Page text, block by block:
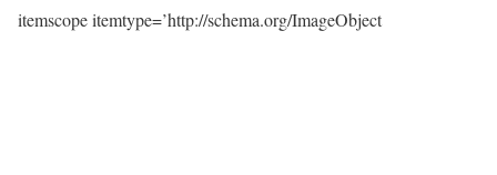
itemscope itemtype=’http://schema.org/ImageObject